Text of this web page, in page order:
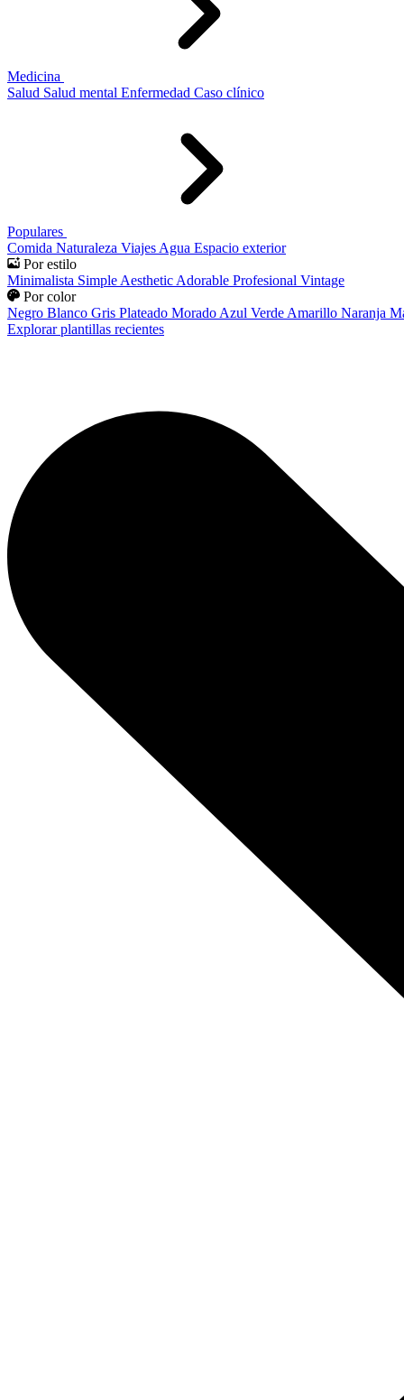
Medicina
Salud Salud mental Enfermedad Caso clínico
Populares
Comida Naturaleza Viajes Agua Espacio exterior
Por estilo
Minimalista Simple Aesthetic Adorable Profesional Vintage
Por color
Negro Blanco Gris Plateado Morado Azul Verde Amarillo Naranja
Explorar plantillas recientes